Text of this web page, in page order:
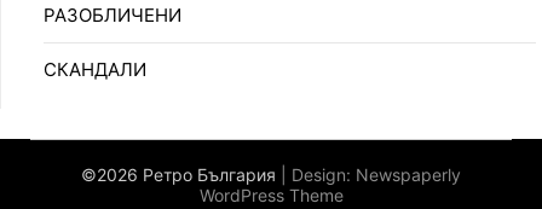
РАЗОБЛИЧЕНИ
СКАНДАЛИ
©2026 Ретро България | Design: Newspaperly
WordPress Theme